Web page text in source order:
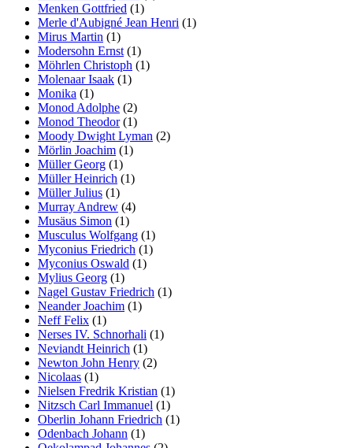
Menken Gottfried (1)
Merle d'Aubigné Jean Henri (1)
Mirus Martin (1)
Modersohn Ernst (1)
Möhrlen Christoph (1)
Molenaar Isaak (1)
Monika (1)
Monod Adolphe (2)
Monod Theodor(1)
Moody Dwight Lyman (2)
Mörlin Joachim (1)
Müller Georg (1)
Müller Heinrich (1)
Müller Julius (1)
Murray Andrew (4)
Musäus Simon (1)
Musculus Wolfgang (1)
Myconius Friedrich (1)
Myconius Oswald (1)
Mylius Georg (1)
Nagel Gustav Friedrich (1)
Neander Joachim (1)
Neff Felix (1)
Nerses IV. Schnorhali (1)
Neviandt Heinrich (1)
Newton John Henry (2)
Nicolaas (1)
Nielsen Fredrik Kristian (1)
Nitzsch Carl Immanuel (1)
Oberlin Johann Friedrich (1)
Odenbach Johann (1)